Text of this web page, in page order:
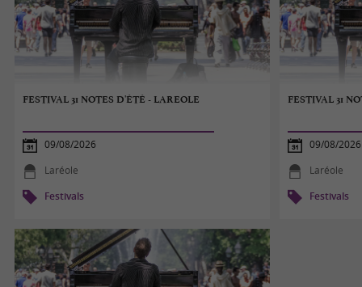
FESTIVAL 31 NOTES D'ÉTÉ - LAREOLE
09/08/2026
Laréole
Festivals
FESTIVAL 31
09/08/2026
Laréole
Festivals